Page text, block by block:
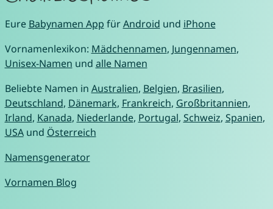
Eure Babynamen App fürAndroid und iPhone
Vornamenlexikon: Mädchennamen, Jungennamen,
Unisex-Namen und alle Namen
Beliebte Namen in Australien, Belgien, Brasilien,
Deutschland, Dänemark, Frankreich, Großbritannien,
Irland, Kanada, Niederlande, Portugal, Schweiz, Spanien,
USAund Österreich
Namensgenerator
Vornamen Blog